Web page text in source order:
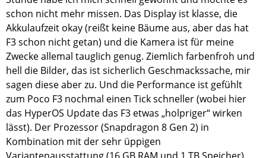
schon nicht mehr missen. Das Display ist klasse, die
Akkulaufzeit okay (reißt keine Bäume aus, aber das hat
F3 schon nicht getan) und die Kamera ist für meine
Zwecke allemal tauglich genug. Ziemlich farbenfroh und
hell die Bilder, das ist sicherlich Geschmackssache, mir
sagen diese aber zu. Und die Performance ist gefühlt
zum Poco F3 nochmal einen Tick schneller (wobei hier
das HyperOS Update das F3 etwas „holpriger“ wirken
lässt). Der Prozessor (Snapdragon 8 Gen 2) in
Kombination mit der sehr üppigen